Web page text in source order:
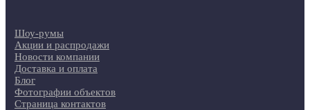
Шоу-румы
Акции и распродажи
Новости компании
Доставка и оплата
Блог
Фотографии объектов
Страница контактов